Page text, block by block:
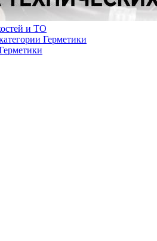
и ТО
Герметики